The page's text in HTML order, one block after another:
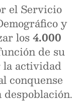
el Servicio
y
los 4.000
de su
actividad
conquense